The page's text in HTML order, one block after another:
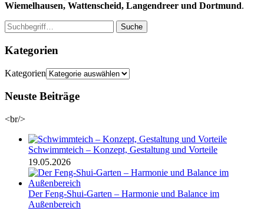
Wiemelhausen, Wattenscheid, Langendreer und Dortmund.
Suche
Kategorien
Kategorien
Neuste Beiträge
<br/>
Schwimmteich – Konzept, Gestaltung und Vorteile
19.05.2026
Der Feng-Shui-Garten – Harmonie und Balance im
Außenbereich